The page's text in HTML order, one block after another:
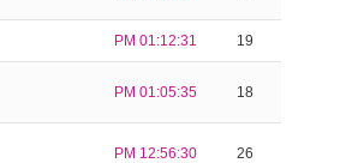
PM 01:12:31 19
PM 01:05:35 18
PM 12:56:30 26